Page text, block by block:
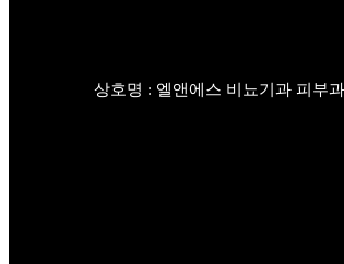
상호명 : 엘앤에스 비뇨기과 피부